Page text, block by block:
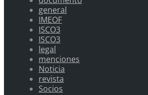
general
IMEOF
ISCO3
ISCO3
legal
menciones
Noticia
revista
Socios